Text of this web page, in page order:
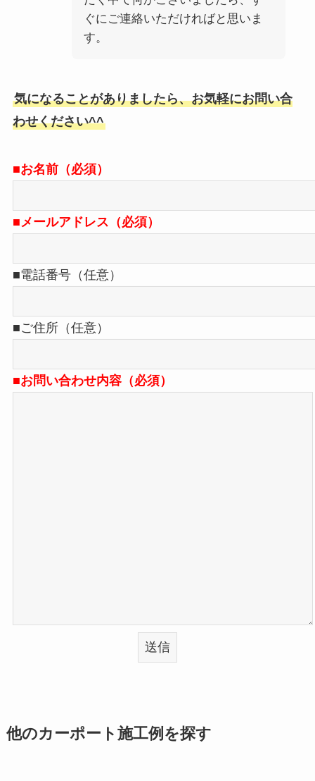
ぐにご連絡いただければと思いま
す。
気になることがありましたら、お気軽にお問い合
わせください^^
■お名前（必須）
■メールアドレス（必須）
■電話番号（任意）
■ご住所（任意）
■お問い合わせ内容（必須）
他のカーポート施工例を探す